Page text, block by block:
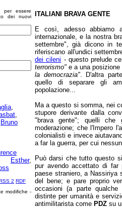
per essere
dei nuovi
,
,
Bruno
Esther,
2 RDF
modifiche -
ITALIANI BRAVA GENTE
E così, adesso abbiamo
internazionale, e la nostra
settembre", già dicono in
riferiscano all'undici
dei cileni - questo prelude
terrorismo" e a una posizione
la democrazia". D'altra
quello di separare gli
popolazione...
Ma a questo si somma, nei
stupore derivante dalla
"brava gente"; quelli
moderazione; che l'Impero
colonialisti e invece
a far la guerra, per cui
Può darsi che tutto questo
pur avendo accettato di
paese straniero, a Nassiriya
del bene; e pare proprio
occasioni (a parte
distinte per umanità e
antimilitarista come PDZ su